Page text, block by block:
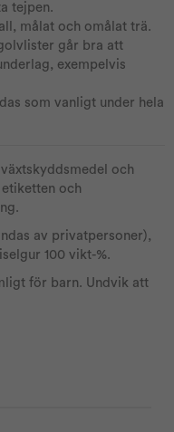
tejpen.
målat och omålat trä.
går bra att
exempelvis
som vanligt under hela
och
och
av privatpersoner),
100 vikt-%.
för barn. Undvik att